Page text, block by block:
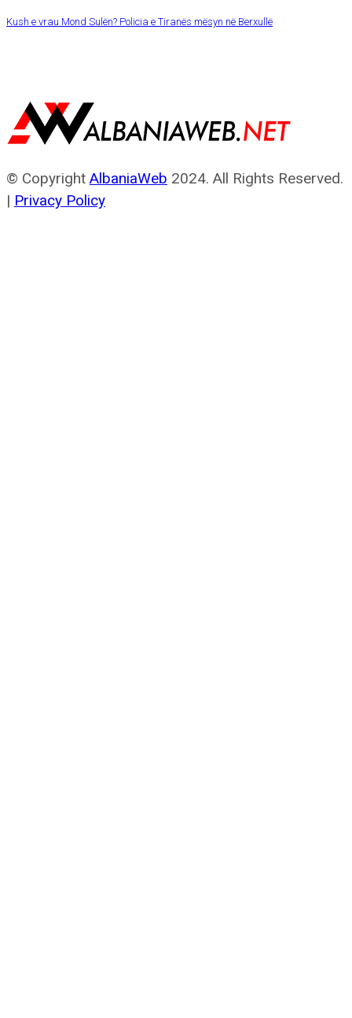
Kush e vrau Mond Sulën? Policia e Tiranës mësyn në Berxullë
© Copyright AlbaniaWeb 2024. All Rights Reserved.
| Privacy Policy